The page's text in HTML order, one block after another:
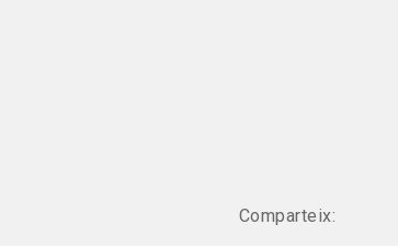
Comparteix: